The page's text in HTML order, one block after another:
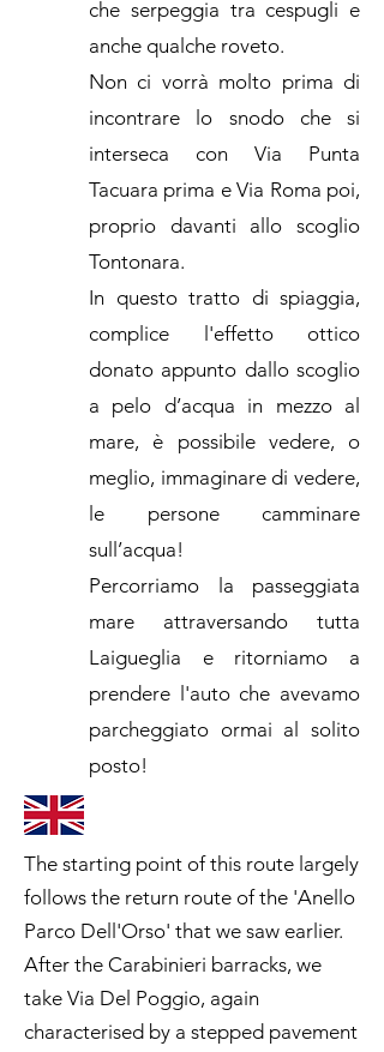
che serpeggia tra cespugli e
anche qualche roveto.
Non ci vorrà molto prima di
incontrare lo snodo che si
interseca con Via Punta
Tacuara prima e Via Roma poi,
proprio davanti allo scoglio
Tontonara.
In questo tratto di spiaggia,
complice l'effetto ottico
donato appunto dallo scoglio
a pelo d’acqua in mezzo al
mare, è possibile vedere, o
meglio, immaginare di vedere,
le persone camminare
sull’acqua!
Percorriamo la passeggiata
mare attraversando tutta
Laigueglia e ritorniamo a
prendere l'auto che avevamo
parcheggiato ormai al solito
posto!
The starting point of this route largely
follows the return route of the 'Anello
Parco Dell'Orso' that we saw earlier.
After the Carabinieri barracks, we
take Via Del Poggio, again
characterised by a stepped pavement